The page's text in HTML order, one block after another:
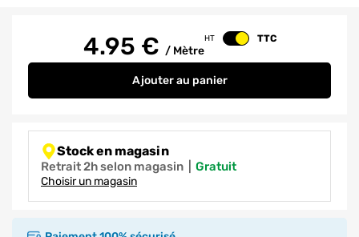
HT Changer le prix
TTC
4.95 € /Mètre
Ajouterau panier
Câble électrique H05VV-F
Stock en magasin
Retrait 2h selon magasin gratuit
Choisir un magasin